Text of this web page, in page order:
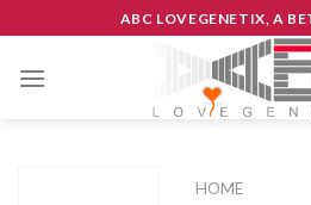
to
content
ABC LOVEGENETIX, A
HOME